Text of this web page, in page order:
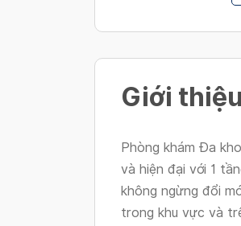
Giới thiệu
Phòng khám Đa
và hiện đại với 1
không ngừng đổi
trong khu vực và